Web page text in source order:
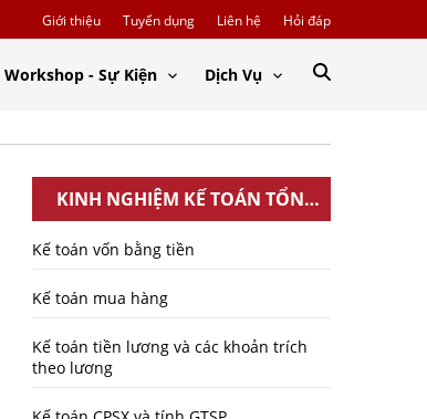
Giới thiệu Tuyển dụng Liên hệ Hỏi đáp
Workshop - Sự Kiện Dịch Vụ
KINH NGHIỆM KẾ TOÁN TỔNG
HỢP
Kế toán vốn bằng tiền
Kế toán mua hàng
Kế toán tiền lương và các khoản trích
theo lương